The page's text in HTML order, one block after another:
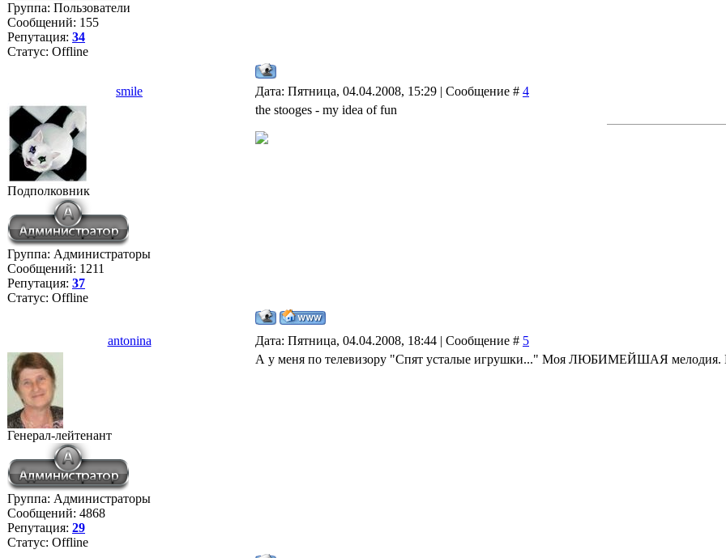
Группа: Пользователи
Сообщений: 155
Репутация: 34
Статус: Offline
smile Дата: Пятница, 04.04.2008, 15:29 | Сообщение # 4
Подполковник
Группа: Администраторы
Сообщений: 1211
Репутация: 37
Статус: Offline
the stooges - my idea of fun
antonina Дата: Пятница, 04.04.2008, 18:44 | Сообщение # 5
Генерал-лейтенант
Группа: Администраторы
Сообщений: 4868
Репутация: 29
Статус: Offline
А у меня по телевизору "Спят усталые игрушки..." Моя ЛЮБИМЕЙШАЯ мелодия.